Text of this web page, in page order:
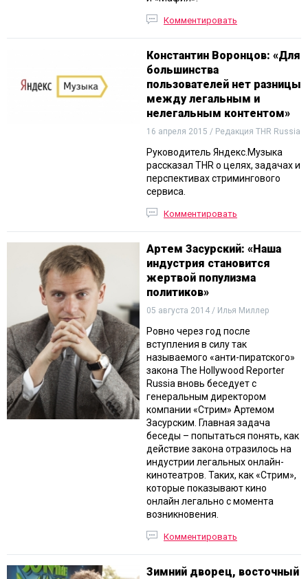
Комментировать
Константин Воронцов: «Для
большинства
пользователей нет разницы
между легальным и
нелегальным контентом»
16 апреля 2015 / Редакция THR Russia
Руководитель Яндекс.Музыка
рассказал THR о целях, задачах и
перспективах стримингового
сервиса.
Комментировать
Артем Засурский: «Наша
индустрия становится
жертвой популизма
политиков»
05 августа 2014 / Илья Миллер
Ровно через год после
вступления в силу так
называемого «анти-пиратского»
закона The Hollywood Reporter
Russia вновь беседует с
генеральным директором
компании «Стрим» Артемом
Засурским. Главная задача
беседы – попытаться понять, как
действие закона отразилось на
индустрии легальных онлайн-
кинотеатров. Таких, как «Стрим»,
которые показывают кино
онлайн легально с момента
возникновения.
Комментировать
Зимний дворец, восточный